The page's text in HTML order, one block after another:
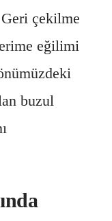
Geri çekilme
eğilimi
buzul